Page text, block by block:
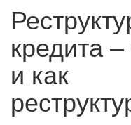
кредита
и как